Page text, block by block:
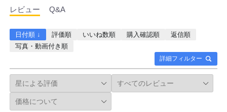
レビュー Q&A
詳細フィルター
日付順 ↓ 評価順 いいね数順 購入確認順
返信順
写真・動画付き順